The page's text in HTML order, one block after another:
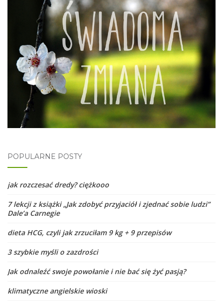
POPULARNE POSTY
jak rozczesać dredy? ciężkooo
7 lekcji z książki „Jak zdobyć przyjaciół i zjednać sobie ludzi”
Dale’a Carnegie
dieta HCG, czyli jak zrzuciłam 9 kg + 9 przepisów
3 szybkie myśli o zazdrości
Jak odnaleźć swoje powołanie i nie bać się żyć pasją?
klimatyczne angielskie wioski